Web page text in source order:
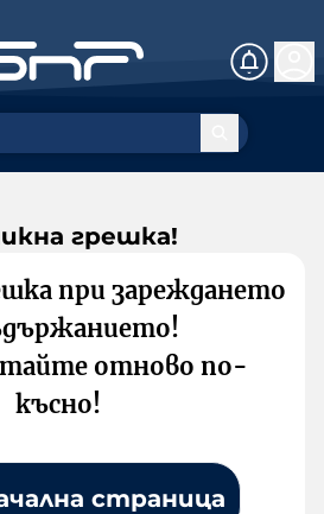
грешка!
при зареждането
отново по-
късно!
страница